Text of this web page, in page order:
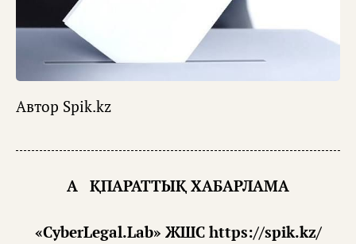
Автор Spik.kz
АҚПАРАТТЫҚ ХАБАРЛАМА
«CyberLegal.Lab» ЖШС https://spik.kz/